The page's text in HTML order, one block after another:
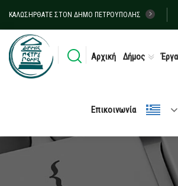
ΚΑΛΩΣΉΡΘΑΤΕ ΣΤΟΝ ΔΉΜΟ ΠΕΤΡΟΎΠΟΛΗΣ
Αρχική Δήμος
Επικοινωνία